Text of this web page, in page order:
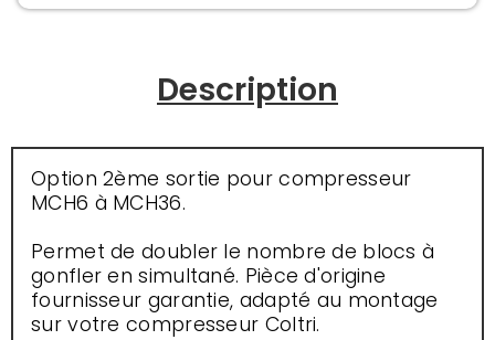
Description
Option 2ème sortie pour compresseur
MCH6 à MCH36.
Permet de doubler le nombre de blocs à
gonfler en simultané. Pièce d'origine
fournisseur garantie, adapté au montage
sur votre compresseur Coltri.